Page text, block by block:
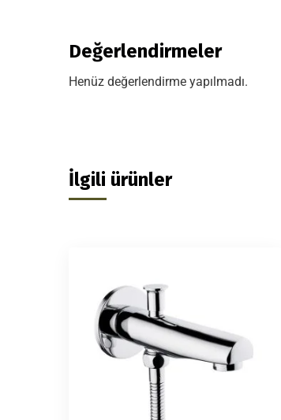
Değerlendirmeler
Henüz değerlendirme yapılmadı.
İlgili ürünler